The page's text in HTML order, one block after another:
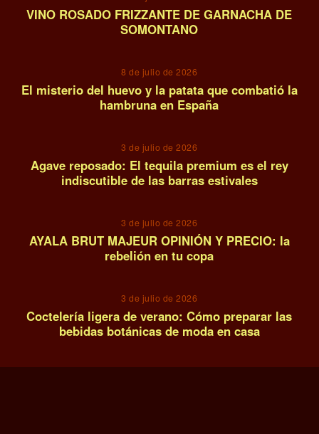
VINO ROSADO FRIZZANTE DE GARNACHA DE
SOMONTANO
8 de julio de 2026
El misterio del huevo y la patata que combatió la
hambruna en España
3 de julio de 2026
Agave reposado: El tequila premium es el rey
indiscutible de las barras estivales
3 de julio de 2026
AYALA BRUT MAJEUR OPINIÓN Y PRECIO: la
rebelión en tu copa
3 de julio de 2026
Coctelería ligera de verano: Cómo preparar las
bebidas botánicas de moda en casa